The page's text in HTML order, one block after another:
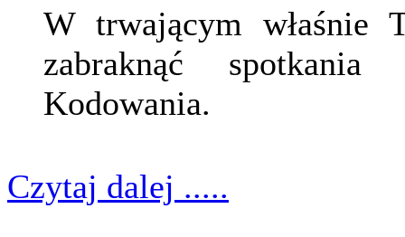
W trwającym właśnie
zabraknąć
Kodowania.
Czytaj dalej .....